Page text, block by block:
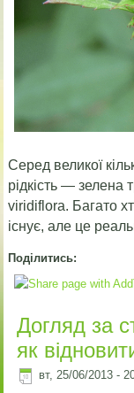
Серед великої
рідкість — зелена
viridiflora. Багато
існує, але це
Поділитись:
Догляд за
як
вт, 25/06/2013 -